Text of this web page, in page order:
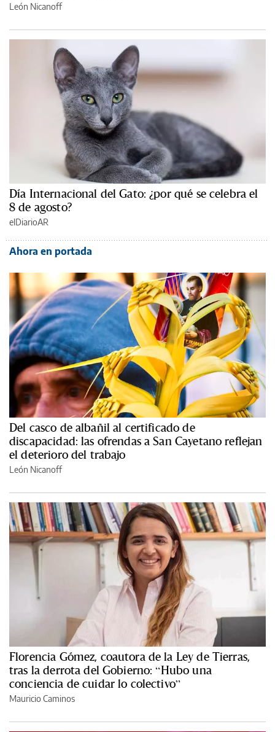
León Nicanoff
Día Internacional del Gato: ¿por qué se celebra el
8 de agosto?
elDiarioAR
Ahora en portada
Del casco de albañil al certificado de
discapacidad: las ofrendas a San Cayetano reflejan
el deterioro del trabajo
León Nicanoff
Florencia Gómez, coautora de la Ley de Tierras,
tras la derrota del Gobierno: “Hubo una
conciencia de cuidar lo colectivo”
Mauricio Caminos